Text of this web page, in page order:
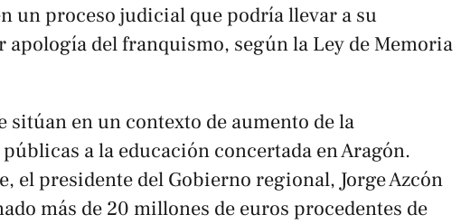
un proceso judicial que podría llevar a su
del franquismo, según la Ley de Memoria
sitúan en un contexto de aumento de la
a la educación concertada en Aragón.
el presidente del Gobierno regional, Jorge Azcón
más de 20 millones de euros procedentes de